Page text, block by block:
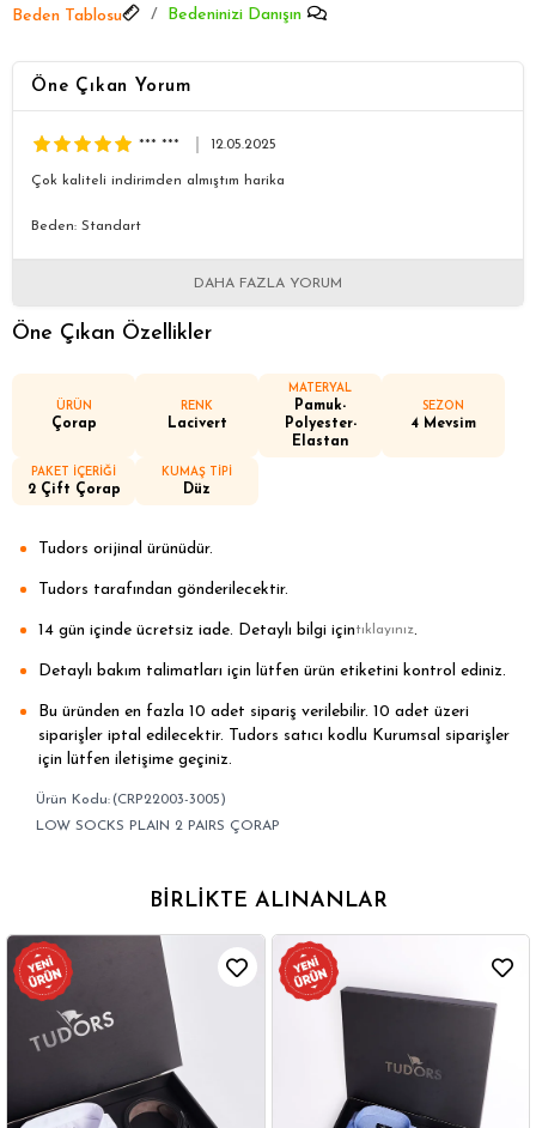
Beden Tablosu Bedeninizi Danışın
Öne Çıkan Yorum
*** *** 12.05.2025
Çok kaliteli indirimden almıştım harika
Beden: Standart
DAHA FAZLA YORUM
Öne Çıkan Özellikler
ÜRÜN
Çorap
RENK
Lacivert
MATERYAL
Pamuk-
Polyester-
Elastan
SEZON
4 Mevsim
PAKET İÇERİĞİ
2 Çift Çorap
KUMAŞ TİPİ
Düz
Tudors orijinal ürünüdür.
Tudors tarafından gönderilecektir.
14 gün içinde ücretsiz iade. Detaylı bilgi içintıklayınız.
Detaylı bakım talimatları için lütfen ürün etiketini kontrol ediniz.
Bu üründen en fazla 10 adet sipariş verilebilir. 10 adet üzeri
siparişler iptal edilecektir. Tudors satıcı kodlu Kurumsal siparişler
için lütfen iletişime geçiniz.
(CRP22003-3005)
LOW SOCKS PLAIN 2 PAIRS ÇORAP
BIRLIKTE ALINANLAR